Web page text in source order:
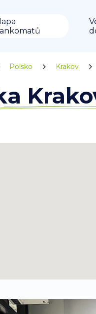
Polsko Krakov